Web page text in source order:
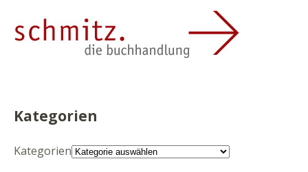
Kategorien
Kategorien